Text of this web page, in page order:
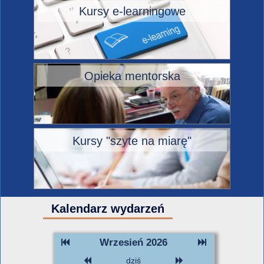
Kursy e-learningowe
Opieka mentorska
Kursy "szyte na miarę"
Kalendarz wydarzeń
Wrzesień 2026
dziś